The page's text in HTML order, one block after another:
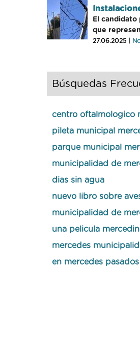
El candidato
que
27.06.2025 |
Búsquedas
centro oftalmologico
pileta municipal
parque municipal
municipalidad de
dias sin agua
nuevo libro sobre
municipalidad de
una pelicula
mercedes
en mercedes